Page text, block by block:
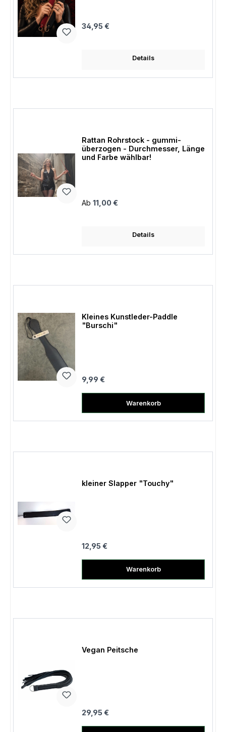
Regulärer Preis:
34,95 €
Details
Rattan Rohrstock - gummi-
überzogen - Durchmesser, Länge
und Farbe wählbar!
Regulärer Preis:
Ab 11,00 €
Details
Kleines Kunstleder-Paddle
"Burschi"
Regulärer Preis:
9,99 €
Warenkorb
kleiner Slapper "Touchy"
Regulärer Preis:
12,95 €
Warenkorb
Vegan Peitsche
Regulärer Preis:
29,95 €